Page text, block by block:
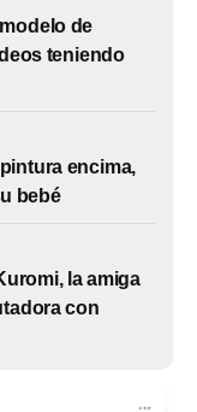
de
teniendo
encima,
bebé
la amiga
con